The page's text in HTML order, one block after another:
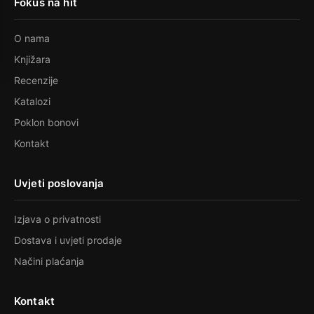
O nama
Knjižara
Recenzije
Katalozi
Poklon bonovi
Kontakt
Uvjeti poslovanja
Izjava o privatnosti
Dostava i uvjeti prodaje
Načini plaćanja
Kontakt